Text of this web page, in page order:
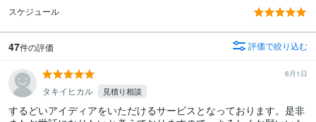
スケジュール
47件の評価 評価で絞り込む
6月1日
タキイヒカル 見積り相談
するどいアイディアをいただけるサービスとなっております。是非